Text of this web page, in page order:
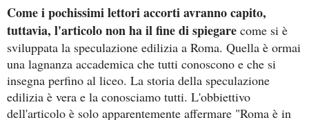
Come i pochissimi lettori accorti avranno capito,
tuttavia, l'articolo non ha il fine di spiegare come si è
sviluppata la speculazione edilizia a Roma. Quella è ormai
una lagnanza accademica che tutti conoscono e che si
insegna perfino al liceo. La storia della speculazione
edilizia è vera e la conosciamo tutti. L'obbiettivo
dell'articolo è solo apparentemente affermare "Roma è in